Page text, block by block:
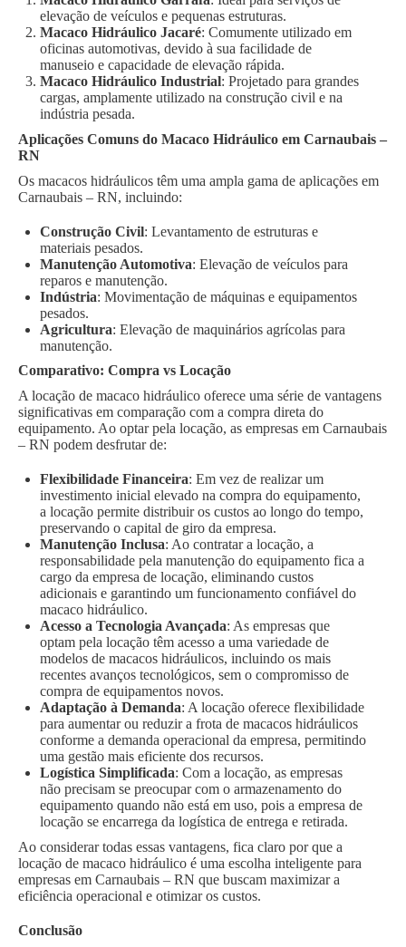
elevação de veículos e pequenas estruturas.
Macaco Hidráulico Jacaré: Comumente utilizado em
oficinas automotivas, devido à sua facilidade de
manuseio e capacidade de elevação rápida.
Macaco Hidráulico Industrial: Projetado para grandes
cargas, amplamente utilizado na construção civil e na
indústria pesada.
Aplicações Comuns do Macaco Hidráulico em Carnaubais –
RN
Os macacos hidráulicos têm uma ampla gama de aplicações em
Carnaubais – RN, incluindo:
Construção Civil: Levantamento de estruturas e
materiais pesados.
Manutenção Automotiva: Elevação de veículos para
reparos e manutenção.
Indústria: Movimentação de máquinas e equipamentos
pesados.
Agricultura: Elevação de maquinários agrícolas para
manutenção.
Comparativo: Compra vs Locação
A locação de macaco hidráulico oferece uma série de vantagens
significativas em comparação com a compra direta do
equipamento. Ao optar pela locação, as empresas em Carnaubais
– RN podem desfrutar de:
Flexibilidade Financeira: Em vez de realizar um
investimento inicial elevado na compra do equipamento,
a locação permite distribuir os custos ao longo do tempo,
preservando o capital de giro da empresa.
Manutenção Inclusa: Ao contratar a locação, a
responsabilidade pela manutenção do equipamento fica a
cargo da empresa de locação, eliminando custos
adicionais e garantindo um funcionamento confiável do
macaco hidráulico.
Acesso a Tecnologia Avançada: As empresas que
optam pela locação têm acesso a uma variedade de
modelos de macacos hidráulicos, incluindo os mais
recentes avanços tecnológicos, sem o compromisso de
compra de equipamentos novos.
Adaptação à Demanda: A locação oferece flexibilidade
para aumentar ou reduzir a frota de macacos hidráulicos
conforme a demanda operacional da empresa, permitindo
uma gestão mais eficiente dos recursos.
Logística Simplificada: Com a locação, as empresas
não precisam se preocupar com o armazenamento do
equipamento quando não está em uso, pois a empresa de
locação se encarrega da logística de entrega e retirada.
Ao considerar todas essas vantagens, fica claro por que a
locação de macaco hidráulico é uma escolha inteligente para
empresas em Carnaubais – RN que buscam maximizar a
eficiência operacional e otimizar os custos.
Conclusão